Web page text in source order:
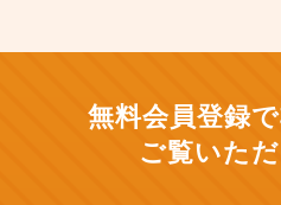
無料会員登録
ご覧いた